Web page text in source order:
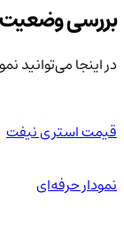
بررسی وضعیت
در اینجا می‌توانید
قیمت استری نیفت
نمودار حرفه‌ای